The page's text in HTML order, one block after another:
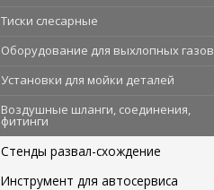
Тиски слесарные
Оборудование для выхлопных газов
Установки для мойки деталей
Воздушные шланги, соединения,
фитинги
Стенды развал-схождение
Инструмент для автосервиса